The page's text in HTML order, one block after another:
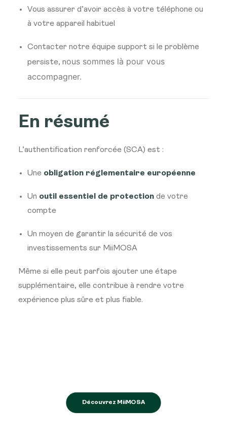
Vous assurer d’avoir accès à votre téléphone ou
à votre appareil habituel
Contacter notre équipe support si le problème
persiste, nous sommes là pour vous
accompagner.
En résumé
L’authentification renforcée (SCA) est :
Une obligation réglementaire européenne
Un outil essentiel de protection de votre
compte
Un moyen de garantir la sécurité de vos
investissements sur MiiMOSA
Même si elle peut parfois ajouter une étape
supplémentaire, elle contribue à rendre votre
expérience plus sûre et plus fiable.
Découvrez MiiMOSA